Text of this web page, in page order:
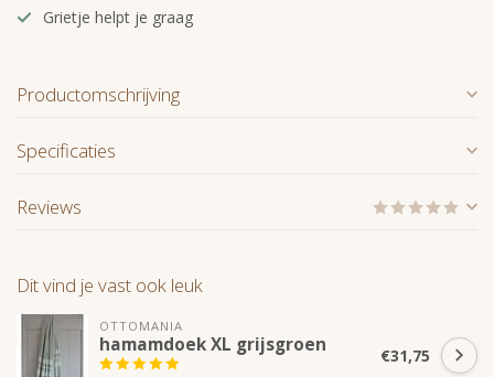
Grietje helpt je graag
Productomschrijving
Specificaties
Reviews
Dit vind je vast ook leuk
OTTOMANIA
hamamdoek XL grijsgroen €31,75